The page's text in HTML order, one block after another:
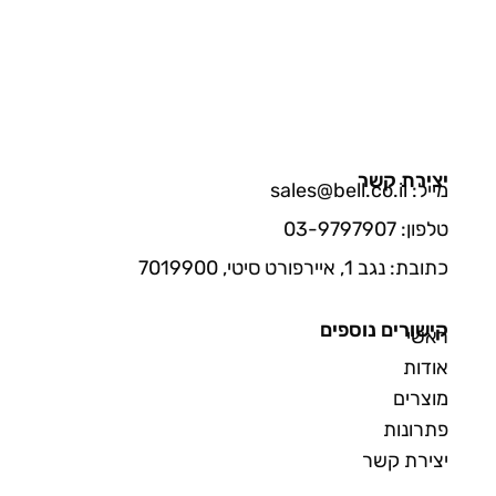
קישורים נוספים
ראשי
אודות
מוצרים
פתרונות
יצירת קשר
יצירת קשר
מייל: sales@bell.co.il
טלפון: 03-9797907
כתובת: נגב 1, איירפורט סיטי, 7019900